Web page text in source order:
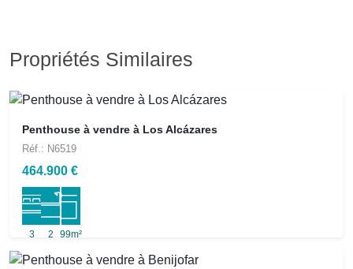
Propriétés Similaires
Penthouse à vendre à Los Alcázares
Réf.: N6519
464.900 €
3 2 99m²